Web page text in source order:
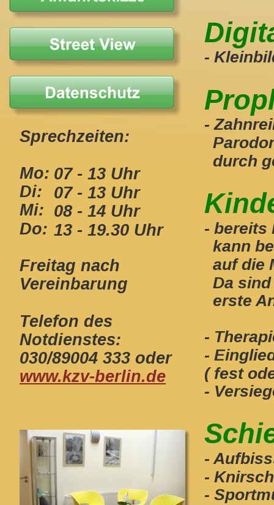
-
-
durch
- bereits
kann
auf die
Da
erste
-
-
( fest
-
-
-
-
Sprechzeiten:
Mo:
Di:
Mi:
Do:
Freitag nach
Vereinbarung
Telefon des
Notdienstes:
030/89004 333 oder
www.kzv-berlin.de
07 - 13 Uhr
07 - 13 Uhr
08 - 14 Uhr
13 - 19.30 Uhr